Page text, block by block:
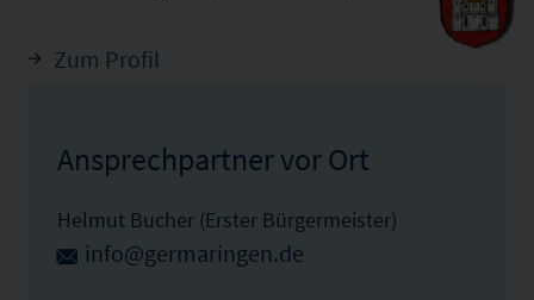
Zum Profil
Ansprechpartner vor Ort
Helmut Bucher (Erster Bürgermeister)
info@germaringen.de